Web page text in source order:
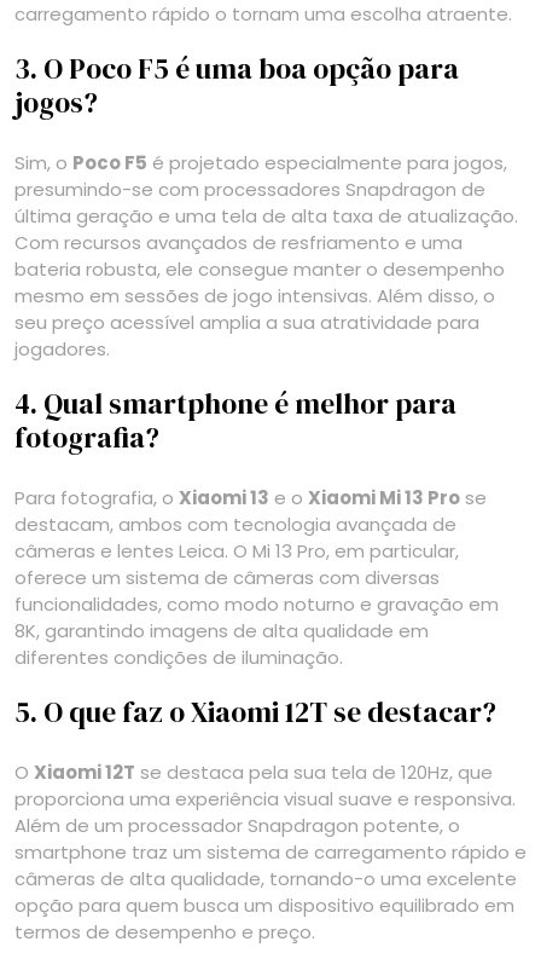
carregamento rápido o tornam uma escolha atraente.
3. O Poco F5 é uma boa opção para
jogos?
Sim, o Poco F5 é projetado especialmente para jogos,
presumindo-se com processadores Snapdragon de
última geração e uma tela de alta taxa de atualização.
Com recursos avançados de resfriamento e uma
bateria robusta, ele consegue manter o desempenho
mesmo em sessões de jogo intensivas. Além disso, o
seu preço acessível amplia a sua atratividade para
jogadores.
4. Qual smartphone é melhor para
fotografia?
Para fotografia, o Xiaomi 13 e o Xiaomi Mi 13 Pro se
destacam, ambos com tecnologia avançada de
câmeras e lentes Leica. O Mi 13 Pro, em particular,
oferece um sistema de câmeras com diversas
funcionalidades, como modo noturno e gravação em
8K, garantindo imagens de alta qualidade em
diferentes condições de iluminação.
5. O que faz o Xiaomi 12T se destacar?
O Xiaomi 12T se destaca pela sua tela de 120Hz, que
proporciona uma experiência visual suave e responsiva.
Além de um processador Snapdragon potente, o
smartphone traz um sistema de carregamento rápido e
câmeras de alta qualidade, tornando-o uma excelente
opção para quem busca um dispositivo equilibrado em
termos de desempenho e preço.